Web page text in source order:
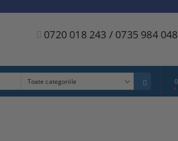
0720 018 243 / 0735 984 048
0